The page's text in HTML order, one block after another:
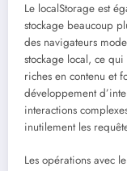
Le localStorage est
stockage beaucoup
des navigateurs
stockage local, ce
riches en contenu et
développement
interactions
inutilement les
Les opérations avec